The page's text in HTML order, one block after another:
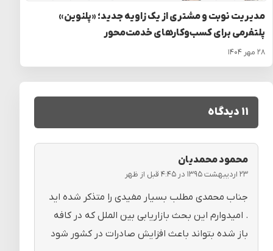
مدیریت نوبت و مشتری از یک زاویه جدید؛ «پلنوین»
پلتفرمی برای کسب‌وکارهای خدمت‌محور
۲۸ مهر ۱۴۰۴
۱۱ دیدگاه
محمود محمدیان
۲۳ اردیبهشت ۱۳۹۵ در ۴:۴۵ قبل از ظهر
جناب محمدی مطلب بسیار مفیدی را متذکر شده اید
. امیدوارم این بحث بازاریابی بین الملل که در کافه
باز شده بتواند باعث افزایش صادرات در کشور شود